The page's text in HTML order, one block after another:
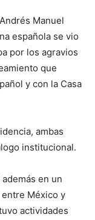
Manuel
española se vio
por los agravios
que
y con la Casa
ambas
institucional.
en un
México y
actividades